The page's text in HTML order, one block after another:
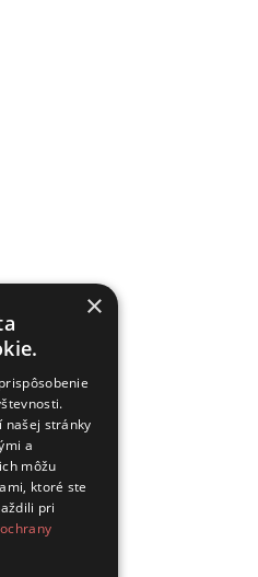
×
našej stránky
a
môžu
ktoré ste
pri